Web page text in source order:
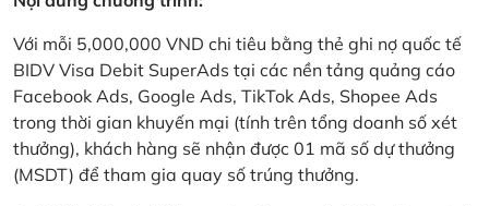
Với mỗi 5,000,000 VND chi tiêu bằng thẻ ghi nợ quốc tế
BIDV Visa Debit SuperAds tại các nền tảng quảng cáo
Facebook Ads, Google Ads, TikTok Ads, Shopee Ads
trong thời gian khuyến mại (tính trên tổng doanh số xét
thưởng), khách hàng sẽ nhận được 01 mã số dự thưởng
(MSDT) để tham gia quay số trúng thưởng.